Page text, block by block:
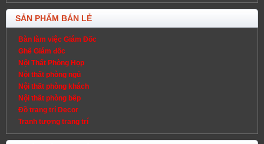
SẢN PHẨM BÁN LẺ
Bàn làm việc Giám Đốc
Ghế Giám đốc
Nội Thất Phòng Họp
Nội thất phòng ngủ
Nội thất phòng khách
Nội thất phòng bếp
Đồ trang trí Decor
Tranh tượng trang trí